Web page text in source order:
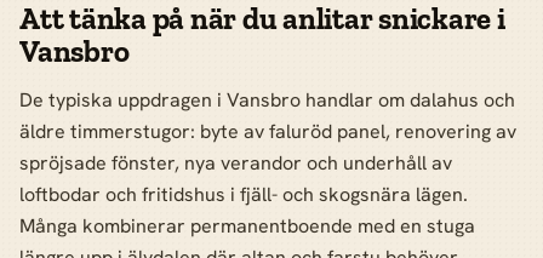
Att tänka på när du anlitar snickare i
Vansbro
De typiska uppdragen i Vansbro handlar om dalahus och
äldre timmerstugor: byte av faluröd panel, renovering av
spröjsade fönster, nya verandor och underhåll av
loftbodar och fritidshus i fjäll- och skogsnära lägen.
Många kombinerar permanentboende med en stuga